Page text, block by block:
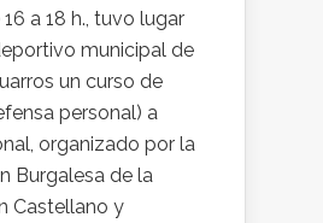
a 18 h., tuvo lugar
municipal de
un curso de
personal) a
organizado por la
Burgalesa de la
Castellano y